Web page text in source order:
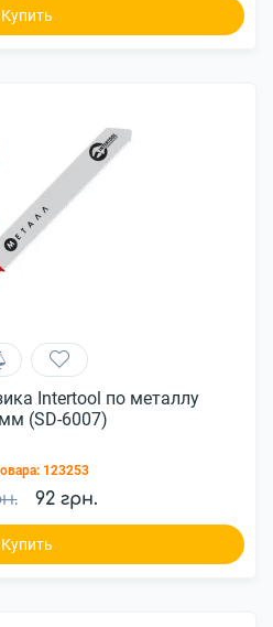
Купить
Intertool по металлу
(SD-6007)
123253
92 грн.
Купить